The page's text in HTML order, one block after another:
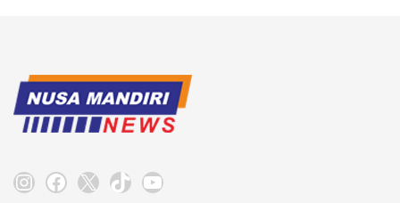
Instagram
Facebook
X TikTokYouTube